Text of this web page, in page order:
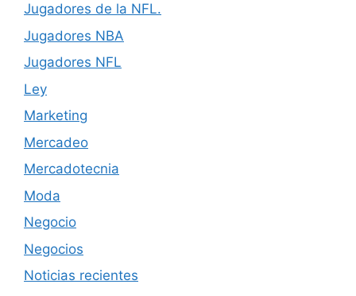
Jugadores de la NFL.
Jugadores NBA
Jugadores NFL
Ley
Marketing
Mercadeo
Mercadotecnia
Moda
Negocio
Negocios
Noticias recientes